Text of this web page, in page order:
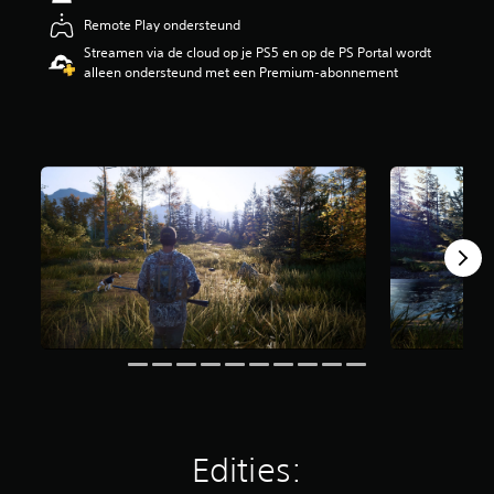
n
g
3
5
s
t
e
r
r
n
u
Remote Play ondersteund
Streamen via de cloud op je PS5 en op de PS Portal wordt
alleen ondersteund met een Premium-abonnement
Edities: